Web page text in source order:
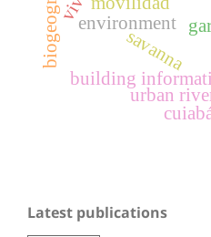
building
environment
savanna
urban
Latest publications